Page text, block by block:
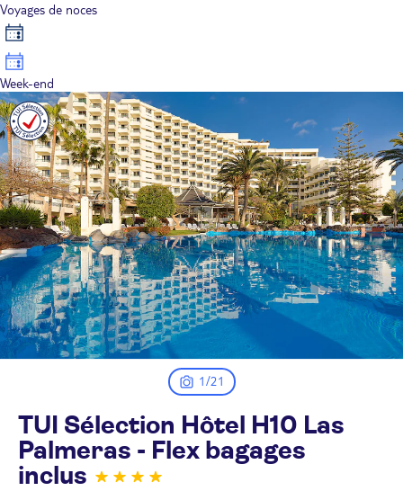
Voyages de noces
Week-end
1/21
TUI Sélection Hôtel H10 Las
Palmeras - Flex bagages
inclus